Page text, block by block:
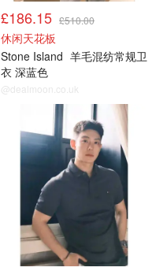
£186.15 £510.00
休闲天花板
Stone Island 羊毛混纺常规卫
衣 深蓝色
@dealmoon.co.uk